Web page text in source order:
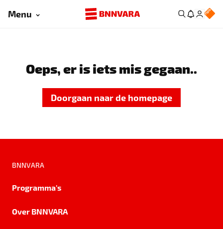
Menu
Oeps, er is iets mis gegaan..
Doorgaan naar de homepage
BNNVARA
Programma's
Over BNNVARA